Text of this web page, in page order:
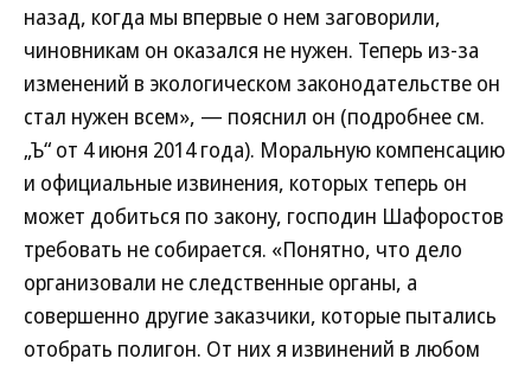
назад, когда мы впервые о нем заговорили,
чиновникам он оказался не нужен. Теперь из-за
изменений в экологическом законодательстве он
стал нужен всем», — пояснил он (подробнее см.
„Ъ“ от 4 июня 2014 года). Моральную компенсацию
и официальные извинения, которых теперь он
может добиться по закону, господин Шафоростов
требовать не собирается. «Понятно, что дело
организовали не следственные органы, а
совершенно другие заказчики, которые пытались
отобрать полигон. От них я извинений в любом